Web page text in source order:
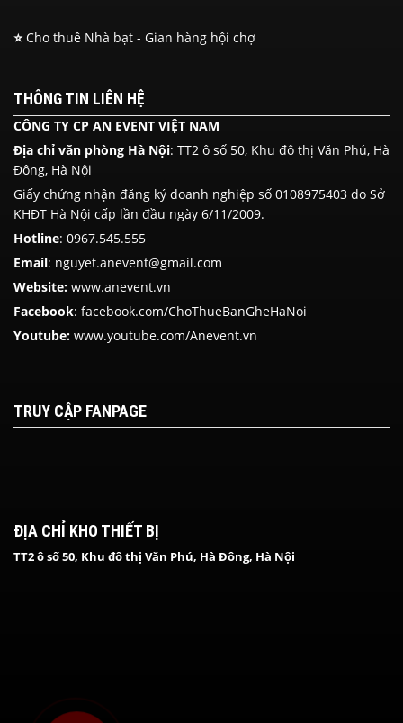
⭐ Cho thuê Nhà bạt - Gian hàng hội chợ
THÔNG TIN LIÊN HỆ
CÔNG TY CP AN EVENT VIỆT NAM
Địa chỉ văn phòng Hà Nội: TT2 ô số 50, Khu đô thị Văn Phú, Hà
Đông, Hà Nội
Giấy chứng nhận đăng ký doanh nghiệp số 0108975403 do Sở
KHĐT Hà Nội cấp lần đầu ngày 6/11/2009.
Hotline: 0967.545.555
Email: nguyet.anevent@gmail.com
Website: www.anevent.vn
Facebook: facebook.com/ChoThueBanGheHaNoi
Youtube: www.youtube.com/Anevent.vn
TRUY CẬP FANPAGE
ĐỊA CHỈ KHO THIẾT BỊ
TT2 ô số 50, Khu đô thị Văn Phú, Hà Đông, Hà Nội